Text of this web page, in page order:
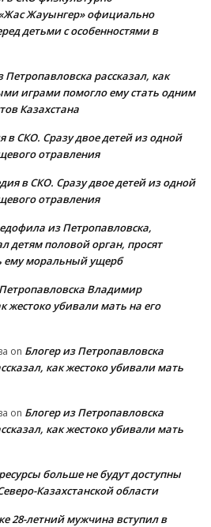
Жауынгер» официально
детьми с особенностями в
рассказал, как
играми помогло ему стать одним
Казахстана
в СКО. Сразу двое детей из одной
отравления
в СКО. Сразу двое детей из одной
отравления
из Петропавловска,
детям половой орган, просят
ему моральный ущерб
Владимир
жестоко убивали мать на его
on Блогер из Петропавловска
как жестоко убивали мать
on Блогер из Петропавловска
как жестоко убивали мать
больше не будут доступны
Казахстанской области
28-летний мужчина вступил в